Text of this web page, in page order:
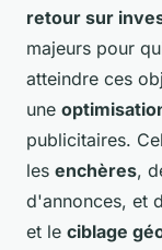
retour sur
majeurs pour
atteindre ces
une
publicitaires.
les enchères,
d'annonces, et
et le ciblage